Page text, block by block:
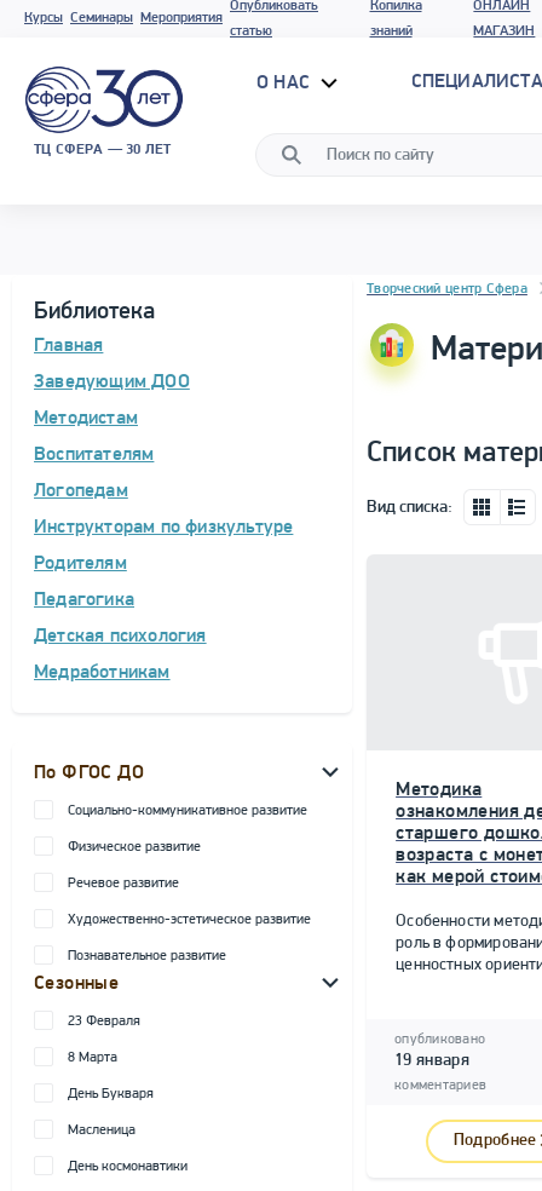
Курсы Семинары Мероприятия
Опубликовать
статью
Копилка
знаний
ОНЛАЙН
МАГАЗИН
ТЦ СФЕРА — 30 ЛЕТ
О НАС
Библиотека
Главная
Заведующим ДОО
Методистам
Воспитателям
Логопедам
Инструкторам по физкультуре
Родителям
Педагогика
Детская психология
Медработникам
По ФГОС ДО
Социально-коммуникативное развитие
Физическое развитие
Речевое развитие
Художественно-эстетическое развитие
Познавательное развитие
Сезонные
23 Февраля
8 Марта
День Букваря
Масленица
День космонавтики
Блок новостей
Творческий центр Сфера
Список
Вид списка:
Методика
ознакомления
старшего
возраста с
как мерой
Особенности
роль в
ценностных
опубликовано
19 января
комментариев
Подробнее